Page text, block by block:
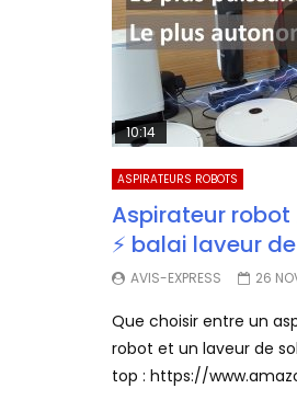
10:14
ASPIRATEURS ROBOTS
Aspirateur robot
⚡ balai laveur
AVIS-EXPRESS 26
Que choisir entre un
robot et un laveur de sol
top : https://